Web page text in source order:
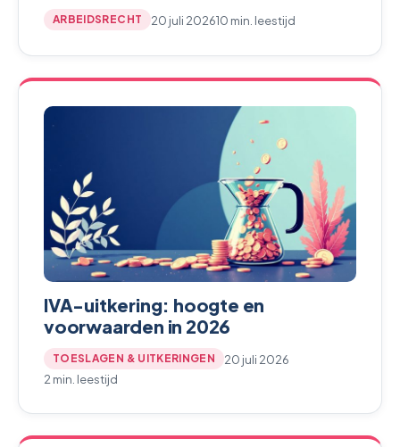
ARBEIDSRECHT 20 juli 202610 min. leestijd
IVA-uitkering: hoogte en
voorwaarden in 2026
TOESLAGEN & UITKERINGEN
20 juli 2026
2 min. leestijd